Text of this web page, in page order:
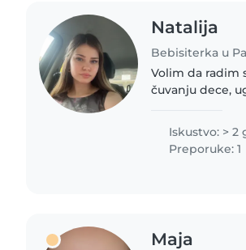
Natalija
Bebisiterka u
Volim da radim
čuvanju dece,
kontaktirati
Iskustvo: > 2
Preporuke: 1
Maja